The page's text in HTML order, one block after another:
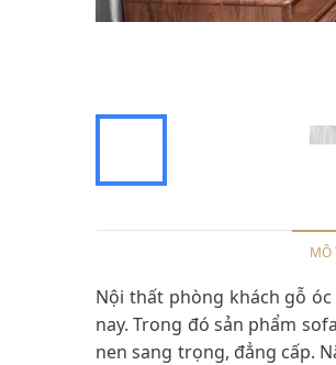
MÔ
Nội thất phòng khách gỗ
nay. Trong đó sản phẩm
nen sang trọng, đẳng cấp.